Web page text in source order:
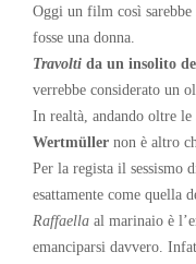
Oggi un film così
fosse una donna.
Travolti da un insolito
verrebbe considerato un
In realtà, andando oltre le
Wertmüller non è altro
Per la regista il sessismo
esattamente come quella
Raffaella al marinaio è
emanciparsi davvero.